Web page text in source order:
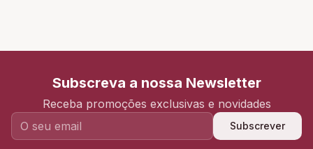
Subscreva a nossa Newsletter
Receba promoções exclusivas e novidades
Subscrever